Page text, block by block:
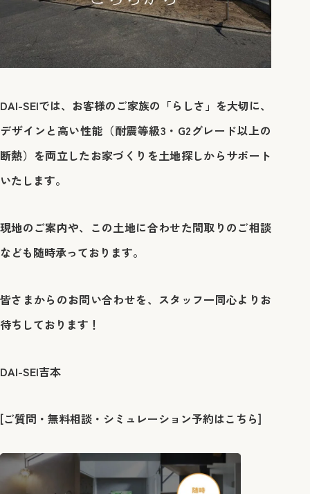
DAI-SEIでは、お客様のご家族の「らしさ」を大切に、
デザインと高い性能（耐震等級3・G2グレード以上の
断熱）を両立したお家づくりを土地探しからサポート
いたします。
現地のご案内や、この土地に合わせた間取りのご相談
なども随時承っております。
皆さまからのお問い合わせを、スタッフ一同心よりお
待ちしております！
DAI-SEI吉本
[ご質問・無料相談・シミュレーション予約はこちら]